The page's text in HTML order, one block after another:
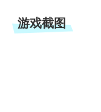
游戏截图